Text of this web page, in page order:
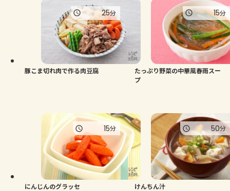
豚こま切れ肉で作る肉豆腐
25分
たっぷり野菜の中華風春雨スー
プ
15分
にんじんのグラッセ
15分
けんちん汁
50分